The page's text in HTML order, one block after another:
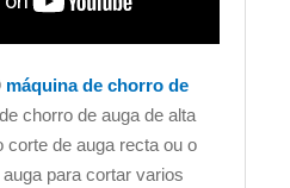
máquina de chorro de
chorro de auga de alta
corte de auga recta ou o
para cortar varios